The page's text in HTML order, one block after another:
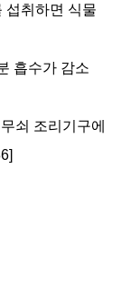
섭취하면 식물
흡수가 감소
쇠 조리기구에